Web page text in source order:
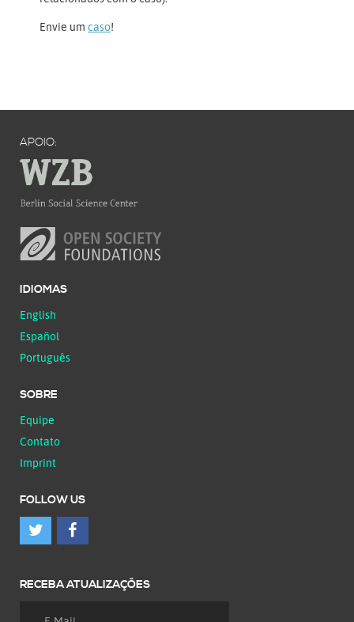
Envie um caso!
APOIO:
IDIOMAS
English
Español
Português
SOBRE
Equipe
Contato
Imprint
FOLLOW US
RECEBA ATUALIZAÇÕES